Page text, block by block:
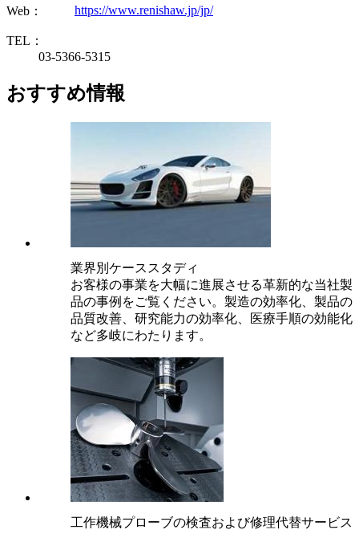
Web： https://www.renishaw.jp/jp/
TEL：
03-5366-5315
おすすめ情報
業界別ケーススタディ
お客様の事業を大幅に進展させる革新的な当社製
品の事例をご覧ください。製造の効率化、製品の
品質改善、研究能力の効率化、医療手順の効能化
など多岐にわたります。
工作機械プローブの検査および修理代替サービス